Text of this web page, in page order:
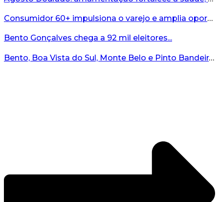
Consumidor 60+ impulsiona o varejo e amplia oportunidades para o comércio ...
Bento Gonçalves chega a 92 mil eleitores...
Bento, Boa Vista do Sul, Monte Belo e Pinto Bandeira registram quatro casos de abigeato este ano...